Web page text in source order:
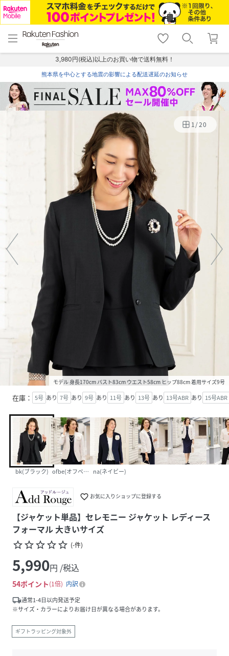
menu home
トップ
shopping_cart lock_outline
ログイン
3,980円(税込)以上のお買い物で送料無料！
熊本県を中心とする地震の影響による配送遅延のお知らせ
1/20
モデル 身長170cm バスト83cm ウエスト58cm ヒップ88cm 着用サイズ9号
在庫： 5号 あり 7号 あり 9号 あり 11号 あり 13号 あり 13号ABR あり 15号ABR
bk(ブラック) ofbe(オフベージュ)na(ネイビー)
favorite_border お気に入りショップに登録する
【ジャケット単品】セレモニー ジャケット レディース
フォーマル 大きいサイズ
star_borderstar_borderstar_borderstar_borderstar_border (-件)
5,990円 /税込
54ポイント 1倍
内訳
local_shipping通常1-4日以内発送予定
※サイズ・カラーによりお届け日が異なる場合があります。
ギフトラッピング対象外